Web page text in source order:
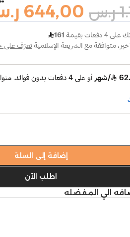
ر.س 644,00
إضافة إلى السلة
اطلب الآن
الي المفضله